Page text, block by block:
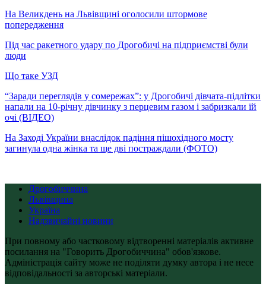
На Великдень на Львівщині оголосили штормове
попередження
Під час ракетного удару по Дрогобичі на підприємстві були
люди
Що таке УЗД
“Заради переглядів у сомережах”: у Дрогобичі дівчата-підлітки
напали на 10-річну дівчинку з перцевим газом і забризкали їй
очі (ВІДЕО)
На Заході України внаслідок падіння пішохідного мосту
загинула одна жінка та ще дві постраждали (ФОТО)
Дрогобиччина
Львівщина
Україна
Надзвичайні новини
При повному або частковому відтворенні матеріалів активне
посилання на "Говорить Дрогобиччина" обов'язкове.
Адміністрація сайту може не поділяти думку автора і не несе
відповідальності за авторські матеріали.